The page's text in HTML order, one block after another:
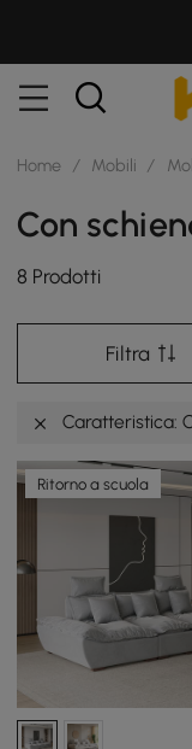
Home / Mobili /
Con
8 Prodotti
Filtra
Caratteristica:
Ritorno a scuola